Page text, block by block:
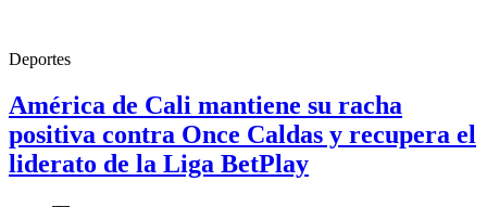
Deportes
América de Cali mantiene su racha
positiva contra Once Caldas y recupera el
liderato de la Liga BetPlay